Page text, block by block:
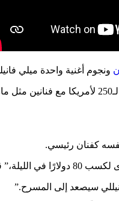
ونجوم أغنية واحدة ميلي
في الأسبوع الماضي، أعلن ترامب عن المعرض الكبير
قال كيميل.
سيصعد إلى المسرح.”